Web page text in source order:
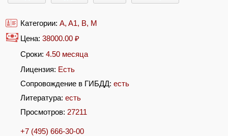
Категории: A, A1, B, M
Цена: 38000.00 ₽
Сроки: 4.50 месяца
Лицензия: Есть
Сопровождение в ГИБДД: есть
Литература: есть
Просмотров: 27211
+7 (495) 666-30-00